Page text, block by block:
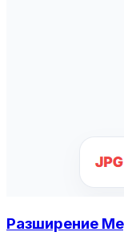
Разширение